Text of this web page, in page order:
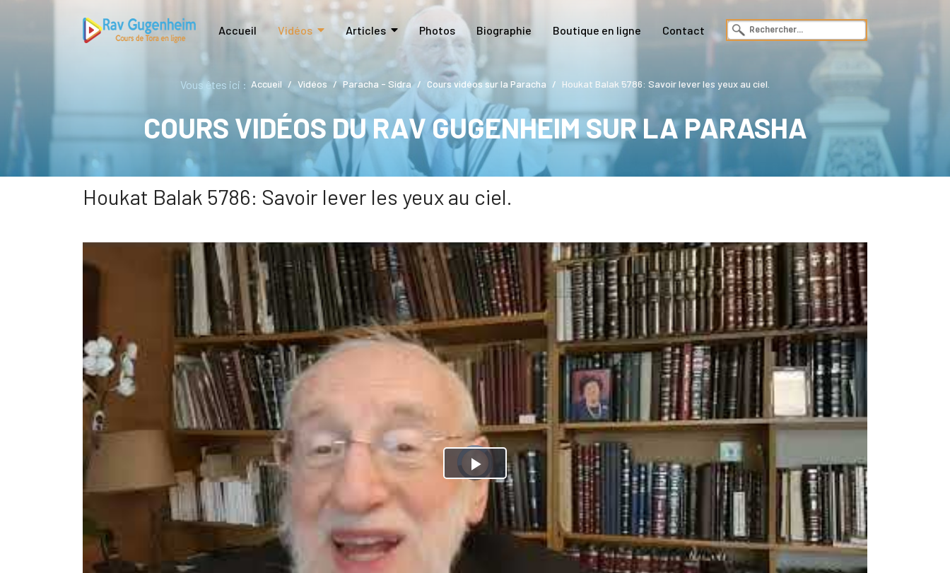
Accueil Vidéos Articles Photos Biographie Boutique en ligne Contact
Vous êtes ici : Accueil Vidéos Paracha - Sidra Cours vidéos sur la Paracha Houkat Balak 5786: Savoir lever les yeux au ciel.
COURS VIDÉOS DU RAV GUGENHEIM SUR LA PARASHA
Houkat Balak 5786: Savoir lever les yeux au ciel.
Play
Video